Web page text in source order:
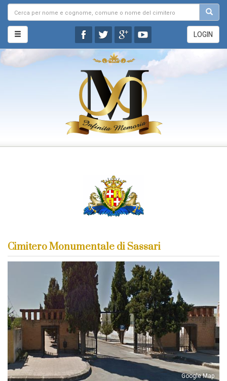
LOGIN
Cimitero Monumentale di Sassari
Google Map